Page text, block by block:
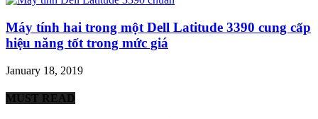
Máy tính hai trong một Dell Latitude 3390 cung cấp
hiệu năng tốt trong mức giá
January 18, 2019
MUST READ